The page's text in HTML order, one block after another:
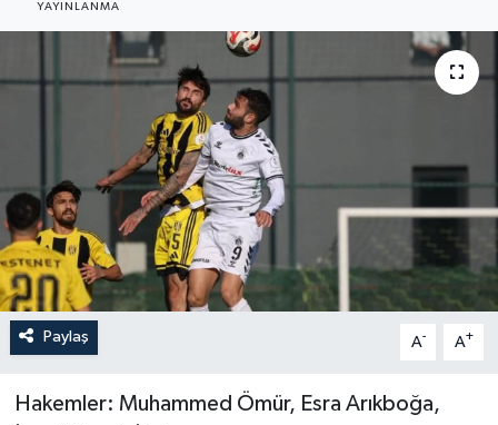
YAYINLANMA
Paylaş A- A+
Hakemler: Muhammed Ömür, Esra Arıkboğa,
SPOR
YAŞAM